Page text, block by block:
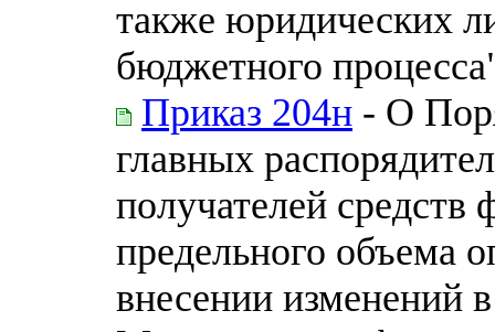
также юридических
бюджетного
Приказ 204н - О
главных
получателей средств
предельного объема
внесении изменений